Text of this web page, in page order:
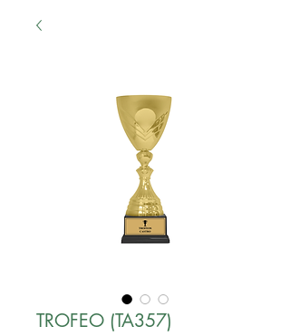
TROFEO (TA357)